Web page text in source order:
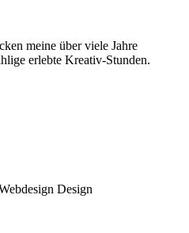
meine über viele Jahre
erlebte Kreativ-Stunden.